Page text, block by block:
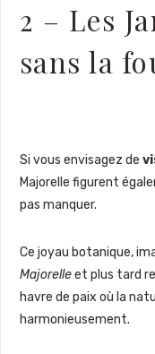
2 – Les
sans la
Si vous envisagez de
Majorelle figurent
pas manquer.
Ce joyau botanique,
Majorelleet plus tard
havre de paix où la
harmonieusement.